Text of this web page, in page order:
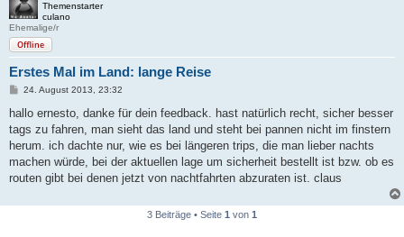
Themenstarter
culano
Ehemalige/r
Offline
Erstes Mal im Land: lange Reise
B
i
r
a
24. August 2013, 23:32
hallo ernesto, danke für dein feedback. hast natürlich recht, sicher besser
tags zu fahren, man sieht das land und steht bei pannen nicht im finstern
herum. ich dachte nur, wie es bei längeren trips, die man lieber nachts
machen würde, bei der aktuellen lage um sicherheit bestellt ist bzw. ob es
routen gibt bei denen jetzt von nachtfahrten abzuraten ist. claus
3 Beiträge • Seite 1 von 1